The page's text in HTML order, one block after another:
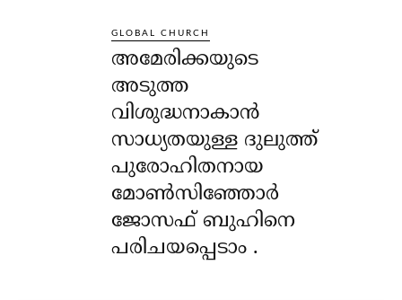
GLOBAL CHURCH
അമേരിക്കയുടെ
അടുത്ത
വിശുദ്ധനാകാൻ
സാധ്യതയുള്ള ദുലുത്ത്
പുരോഹിതനായ
മോൺസിഞ്ഞോർ
ജോസഫ് ബുഹിനെ
പരിചയപ്പെടാം .